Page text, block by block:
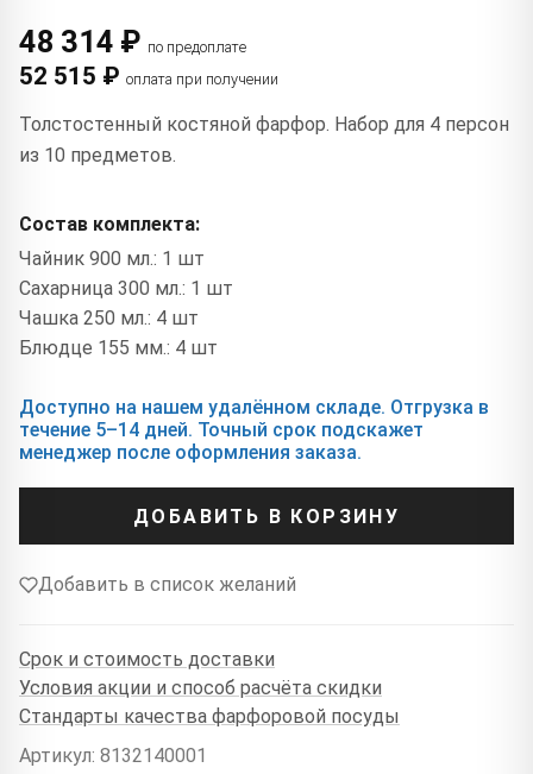
48 314 ₽ по предоплате
52 515 ₽ оплата при получении
Толстостенный костяной фарфор. Набор для 4 персон
из 10 предметов.
Состав комплекта:
Чайник 900 мл.: 1 шт
Сахарница 300 мл.: 1 шт
Чашка 250 мл.: 4 шт
Блюдце 155 мм.: 4 шт
Доступно на нашем удалённом складе. Отгрузка в
течение 5–14 дней. Точный срок подскажет
менеджер после оформления заказа.
ДОБАВИТЬ В КОРЗИНУ
Добавить в список желаний
Срок и стоимость доставки
Условия акции и способ расчёта скидки
Стандарты качества фарфоровой посуды
Артикул: 8132140001